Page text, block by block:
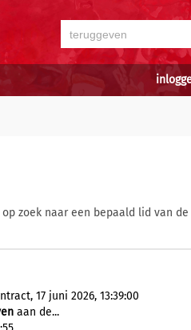
zoek naar een bepaald lid van
17 juni 2026, 13:39:00
aan de...